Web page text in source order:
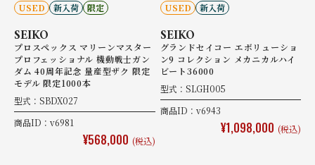
USED 新入荷 限定
SEIKO
プロスペックス マリーンマスター
プロフェッショナル 機動戦士ガン
ダム 40周年記念 量産型ザク 限定
モデル 限定1000本
型式：SBDX027
商品ID：v6981
¥568,000 (税込)
USED 新入荷
SEIKO
グランドセイコー エボリューショ
ン9 コレクション メカニカルハイ
ビート36000
型式：SLGH005
商品ID：v6943
¥1,098,000 (税込)